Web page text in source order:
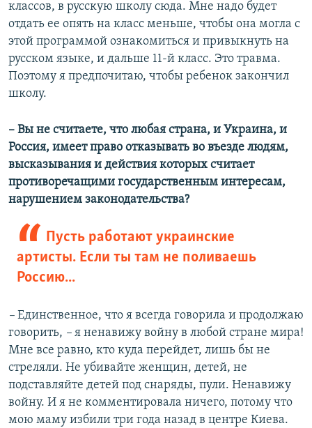
классов, в русскую школу сюда. Мне надо будет
отдать ее опять на класс меньше, чтобы она могла с
этой программой ознакомиться и привыкнуть на
русском языке, и дальше 11-й класс. Это травма.
Поэтому я предпочитаю, чтобы ребенок закончил
школу.
– Вы не считаете, что любая страна, и Украина, и
Россия, имеет право отказывать во въезде людям,
высказывания и действия которых считает
противоречащими государственным интересам,
нарушением законодательства?
Пусть работают украинские
артисты. Если ты там не поливаешь
Россию...
– Единственное, что я всегда говорила и продолжаю
говорить, – я ненавижу войну в любой стране мира!
Мне все равно, кто куда перейдет, лишь бы не
стреляли. Не убивайте женщин, детей, не
подставляйте детей под снаряды, пули. Ненавижу
войну. И я не комментировала ничего, потому что
мою маму избили три года назад в центре Киева.